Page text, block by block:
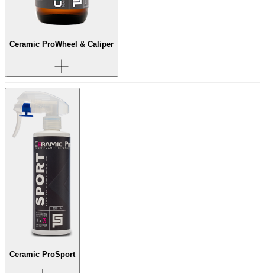
Ceramic ProWheel & Caliper
Ceramic ProSport